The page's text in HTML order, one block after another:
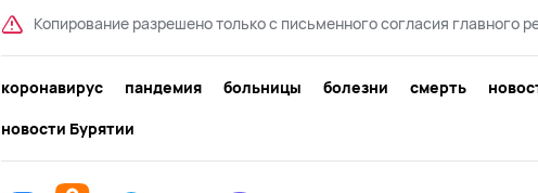
Копирование разрешено только с письменного согласия главного
коронавирус пандемия больницы болезни смерть
новости Бурятии